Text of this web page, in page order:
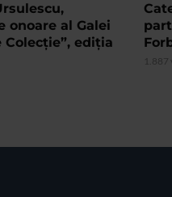
onoare al Galei
Colecție”, ediția